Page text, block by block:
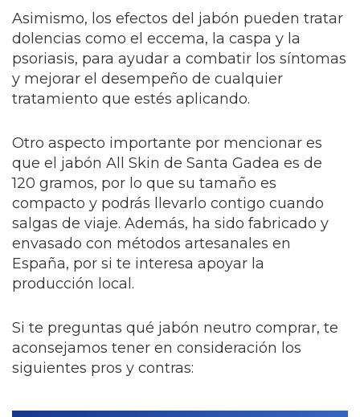
Asimismo, los efectos del jabón pueden tratar
dolencias como el eccema, la caspa y la
psoriasis, para ayudar a combatir los síntomas
y mejorar el desempeño de cualquier
tratamiento que estés aplicando.
Otro aspecto importante por mencionar es
que el jabón All Skin de Santa Gadea es de
120 gramos, por lo que su tamaño es
compacto y podrás llevarlo contigo cuando
salgas de viaje. Además, ha sido fabricado y
envasado con métodos artesanales en
España, por si te interesa apoyar la
producción local.
Si te preguntas qué jabón neutro comprar, te
aconsejamos tener en consideración los
siguientes pros y contras: